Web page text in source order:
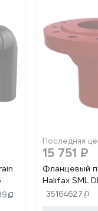
Последняя
15 751 ₽
Фланцевый
Halifax SML
35164627